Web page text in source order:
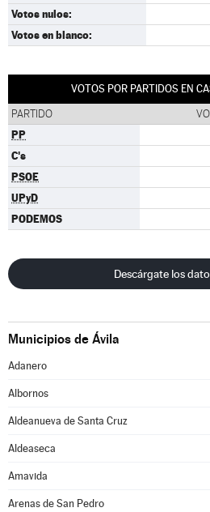
Votos nulos:
Votos en blanco:
VOTOS POR PARTIDOS EN
PARTIDO
PP
C's
PSOE
UPyD
PODEMOS
Descárgate los
Municipios de Ávila
Adanero
Albornos
Aldeanueva de Santa Cruz
Aldeaseca
Amavida
Arenas de San Pedro